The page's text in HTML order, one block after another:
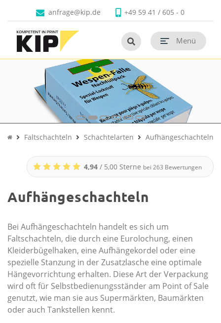
Untermenü schließen
Produkte
Untermenü
Untermenü
Untermenü schließen
Branchen
Untermenü schließen
Unternehmen
Untermenü schließen
Kontaktanfrage@kip.de +49 59 41 / 605 - 0
Menü
Faltschachteln Schachtelarten Aufhängeschachteln
4,94 / 5,00 Sterne bei 263 Bewertungen
Aufhängeschachteln
Bei Aufhängeschachteln handelt es sich um
Faltschachteln, die durch eine Eurolochung, einen
Kleiderbügelhaken, eine Aufhängekordel oder eine
spezielle Stanzung in der Zusatzlasche eine optimale
Hängevorrichtung er­halten. Diese Art der Verpackung
wird oft für Selbstbedienungsständer am Point of Sale
genutzt, wie man sie aus Supermärkten, Baumärkten
oder auch Tankstellen kennt.